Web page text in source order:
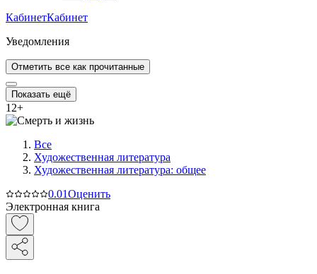
КабинетКабинет
Уведомления
Отметить все как прочитанные
Показать ещё
12+
Все
Художественная литература
Художественная литература: общее
0.01Оценить
Электронная книга